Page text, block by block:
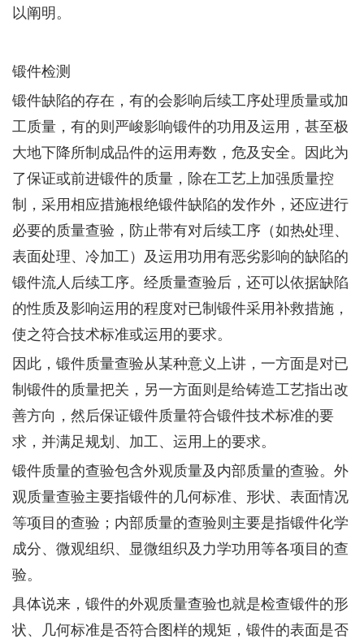
以阐明。
锻件检测
锻件缺陷的存在，有的会影响后续工序处理质量或加
工质量，有的则严峻影响锻件的功用及运用，甚至极
大地下降所制成品件的运用寿数，危及安全。因此为
了保证或前进锻件的质量，除在工艺上加强质量控
制，采用相应措施根绝锻件缺陷的发作外，还应进行
必要的质量查验，防止带有对后续工序（如热处理、
表面处理、冷加工）及运用功用有恶劣影响的缺陷的
锻件流人后续工序。经质量查验后，还可以依据缺陷
的性质及影响运用的程度对已制锻件采用补救措施，
使之符合技术标准或运用的要求。
因此，锻件质量查验从某种意义上讲，一方面是对已
制锻件的质量把关，另一方面则是给铸造工艺指出改
善方向，然后保证锻件质量符合锻件技术标准的要
求，并满足规划、加工、运用上的要求。
锻件质量的查验包含外观质量及内部质量的查验。外
观质量查验主要指锻件的几何标准、形状、表面情况
等项目的查验；内部质量的查验则主要是指锻件化学
成分、微观组织、显微组织及力学功用等各项目的查
验。
具体说来，锻件的外观质量查验也就是检查锻件的形
状、几何标准是否符合图样的规矩，锻件的表面是否